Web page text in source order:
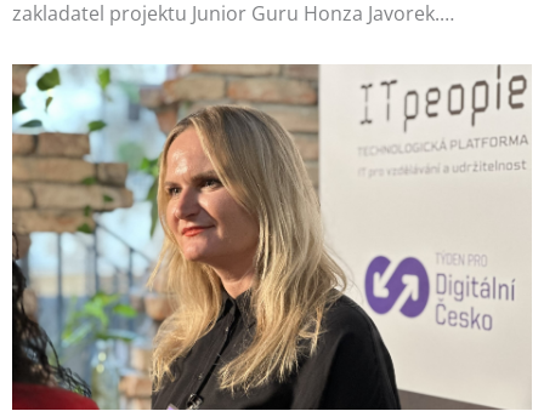
zakladatel projektu Junior Guru Honza Javorek.…